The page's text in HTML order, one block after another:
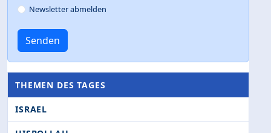
Newsletter abmelden
Senden
THEMEN DES TAGES
ISRAEL